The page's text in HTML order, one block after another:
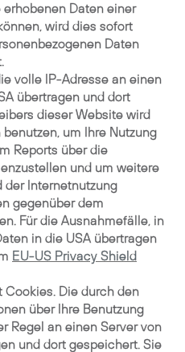
Daten einer
wird dies sofort
Daten
volle IP-Adresse an einen
übertragen und dort
dieser Website wird
um Ihre Nutzung
Reports über die
und um weitere
der Internetnutzung
gegenüber dem
Für die Ausnahmefälle, in
in die USA übertragen
EU-US Privacy Shield
Die durch den
über Ihre Benutzung
Regel an einen Server von
und dort gespeichert. Sie